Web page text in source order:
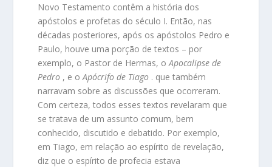
Novo Testamento contêm a história dos
apóstolos e profetas do século I. Então, nas
décadas posteriores, após os apóstolos Pedro e
Paulo, houve uma porção de textos – por
exemplo, o Pastor de Hermas, oApocalipse de
Pedro , e oApócrifo de Tiago . que também
narravam sobre as discussões que ocorreram.
Com certeza, todos esses textos revelaram que
se tratava de um assunto comum, bem
conhecido, discutido e debatido. Por exemplo,
em Tiago, em relação ao espírito de revelação,
diz que o espírito de profecia estava